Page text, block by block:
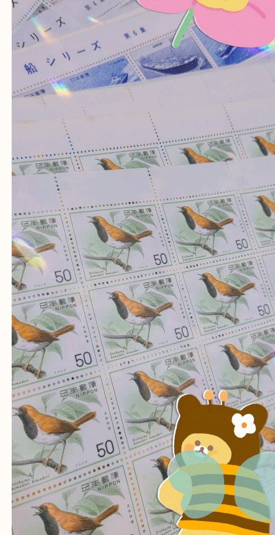
上記地域にない場合も、ご相談下さい。
※品数が多い時・外出できない時・重い時、まとめ
しい時などにご利用下さいませ。
『大吉三宮オーパ2店に来てよかった！』
と思って頂けるよう 精一杯のご案内をいたします
皆様のご来店を従業員一同、心からお待ちしており
Facebook
Twitter
Line
記念切手 普通切手 現行切手 プレミアム切
公開日:2021/11/17 最終更新日:2025/07/15
記念切手 普通切手 現行切手 プレミアム切手 （ 記念切手 普通切手 現行
アム切手
切手シート バラ切手 ）
シート切手 バラ切手 中国切手 切手趣味週刊シリーズ 切手 三